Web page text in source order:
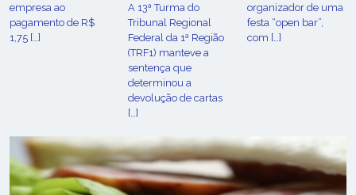
empresa ao
pagamento de R$
1,75 […]
A 13ª Turma do
Tribunal Regional
Federal da 1ª Região
(TRF1) manteve a
sentença que
determinou a
devolução de cartas
[…]
organizador de uma
festa “open bar”,
com […]